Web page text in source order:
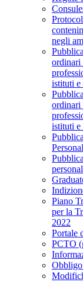
negli
ordinari
istituti e
ordinari
istituti e
Piano
per la
2022
Portale
PCTO